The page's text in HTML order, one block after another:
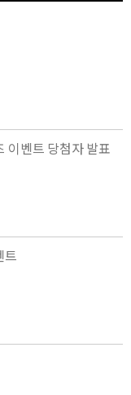
이벤트 당첨자 발표
트